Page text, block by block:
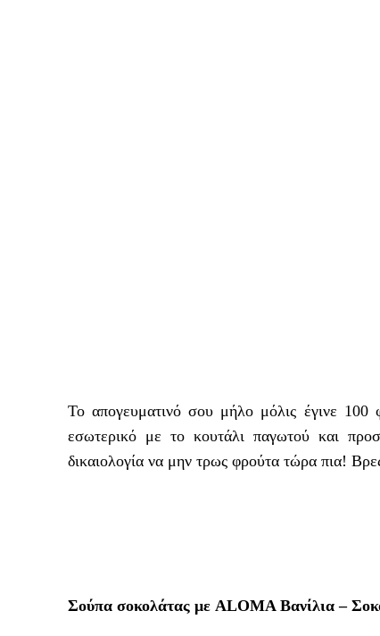
Το απογευματινό σου μήλο μόλις έγινε
εσωτερικό με το κουτάλι παγωτού και
δικαιολογία να μην τρως φρούτα τώρα πια!
Σούπα σοκολάτας με ALOMA Βανίλια –